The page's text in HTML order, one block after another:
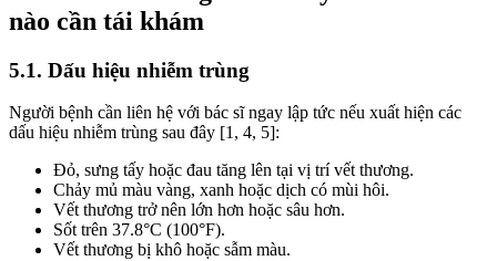
nào cần tái khám
5.1. Dấu hiệu nhiễm trùng
Người bệnh cần liên hệ với bác sĩ ngay lập tức nếu xuất hiện các
dấu hiệu nhiễm trùng sau đây [1, 4, 5]:
Đỏ, sưng tấy hoặc đau tăng lên tại vị trí vết thương.
Chảy mủ màu vàng, xanh hoặc dịch có mùi hôi.
Vết thương trở nên lớn hơn hoặc sâu hơn.
Sốt trên 37.8°C (100°F).
Vết thương bị khô hoặc sẫm màu.